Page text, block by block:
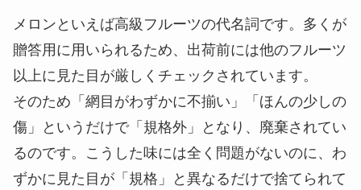
メロンといえば高級フルーツの代名詞です。多くが
贈答用に用いられるため、出荷前には他のフルーツ
以上に見た目が厳しくチェックされています。
そのため「網目がわずかに不揃い」「ほんの少しの
傷」というだけで「規格外」となり、廃棄されてい
るのです。こうした味には全く問題がないのに、わ
ずかに見た目が「規格」と異なるだけで捨てられて